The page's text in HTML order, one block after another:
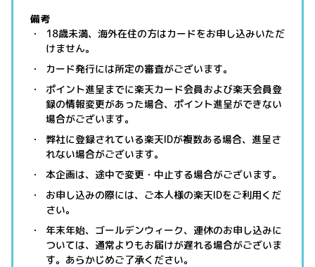
備考
18歳未満、海外在住の方はカードをお申し込みいただ
けません。
カード発行には所定の審査がございます。
ポイント進呈までに楽天カード会員および楽天会員登
録の情報変更があった場合、ポイント進呈ができない
場合がございます。
弊社に登録されている楽天IDが複数ある場合、進呈さ
れない場合がございます。
本企画は、途中で変更・中止する場合がございます。
お申し込みの際には、ご本人様の楽天IDをご利用くだ
さい。
年末年始、ゴールデンウィーク、連休のお申し込みに
ついては、通常よりもお届けが遅れる場合がございま
す。あらかじめご了承ください。